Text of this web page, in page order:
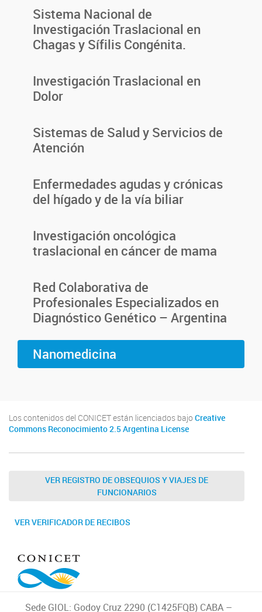
Sistema Nacional de
Investigación Traslacional en
Chagas y Sífilis Congénita.
Investigación Traslacional en
Dolor
Sistemas de Salud y Servicios de
Atención
Enfermedades agudas y crónicas
del hígado y de la vía biliar
Investigación oncológica
traslacional en cáncer de mama
Red Colaborativa de
Profesionales Especializados en
Diagnóstico Genético – Argentina
Nanomedicina
Los contenidos del CONICET están licenciados bajo Creative
Commons Reconocimiento 2.5 Argentina License
VER REGISTRO DE OBSEQUIOS Y VIAJES DE
FUNCIONARIOS
VER VERIFICADOR DE RECIBOS
Sede GIOL: Godoy Cruz 2290 (C1425FQB) CABA –